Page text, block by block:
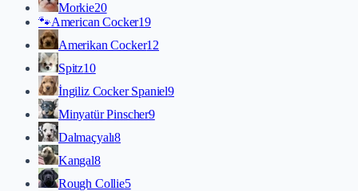
Morkie20
🐾American Cocker19
Amerikan Cocker12
Spitz10
İngiliz Cocker Spaniel9
Minyatür Pinscher9
Dalmaçyalı8
Kangal8
Rough Collie5